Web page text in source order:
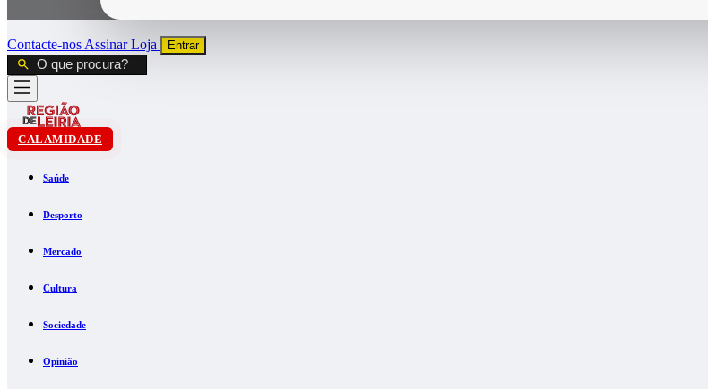
Contacte-nos AssinarLoja Entrar
CALAMIDADE
Saúde
Desporto
Mercado
Cultura
Sociedade
Opinião